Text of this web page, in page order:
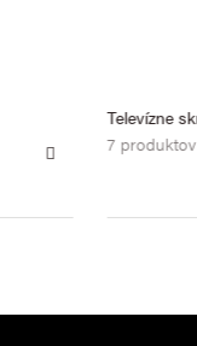
Televízne skrinky
7 produktov